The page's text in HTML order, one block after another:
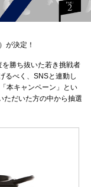
が決定！
勝ち抜いた若き挑戦者
るべく、SNSと連動し
本キャンペーン」とい
ただいた方の中から抽選